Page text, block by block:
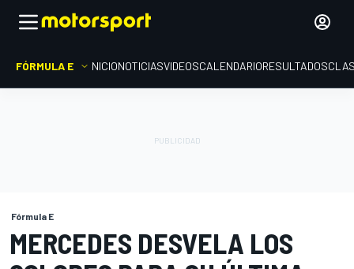
FÓRMULA E INICIONOTICIASVIDEOSCALENDARIORESULTADOS
Fórmula E
MERCEDES DESVELA LOS